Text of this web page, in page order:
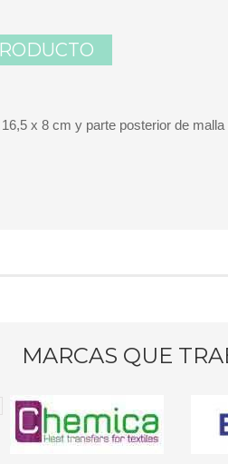
x 8 cm y parte posterior de malla
MARCAS QUE